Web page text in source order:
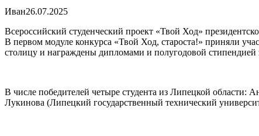
Иван26.07.2025
Всероссийский студенческий проект «Твой Ход»
В первом модуле конкурса «Твой Ход, староста!» приняли
столицу и награждены дипломами и полугодовой стипендией
В числе победителей четыре студента из Липецкой
Лукинова (Липецкий государственный технический